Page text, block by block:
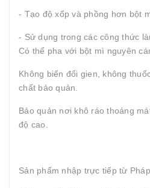
- Tạo độ xốp và phồng hơn bột
- Sử dụng trong các công thức
Có thể pha với bột mì nguyên
Không biến đổi gien, không
chất bảo quản.
Bảo quản nơi khô ráo thoáng
độ cao.
Sản phẩm nhập trực tiếp từ Pháp.